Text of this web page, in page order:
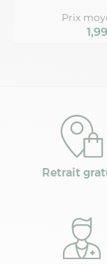
Prix
Retrait